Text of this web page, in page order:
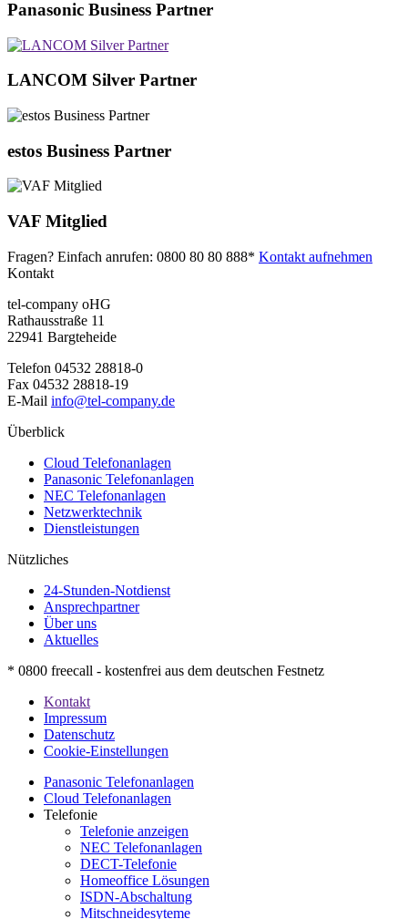
Panasonic Business Partner
LANCOM Silver Partner
estos Business Partner
VAF Mitglied
Fragen? Einfach anrufen: 0800 80 80 888* Kontakt aufnehmen
Kontakt
tel-company oHG
Rathausstraße 11
22941 Bargteheide
Telefon 04532 28818-0
Fax 04532 28818-19
E-Mail info@tel-company.de
Überblick
Cloud Telefonanlagen
Panasonic Telefonanlagen
NEC Telefonanlagen
Netzwerktechnik
Dienstleistungen
Nützliches
24-Stunden-Notdienst
Ansprechpartner
Über uns
Aktuelles
* 0800 freecall - kostenfrei aus dem deutschen Festnetz
Kontakt
Impressum
Datenschutz
Cookie-Einstellungen
Panasonic Telefonanlagen
Cloud Telefonanlagen
Telefonie
Telefonie anzeigen
NEC Telefonanlagen
DECT-Telefonie
Homeoffice Lösungen
ISDN-Abschaltung
Mitschneidesyteme